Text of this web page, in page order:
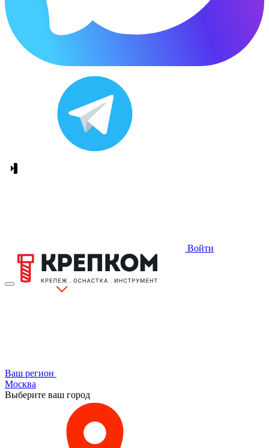
Войти
Ваш регион
Москва
Выберите ваш город